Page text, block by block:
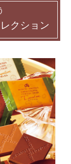
クション